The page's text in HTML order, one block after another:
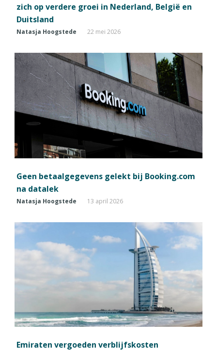
zich op verdere groei in Nederland, België en
Duitsland
Natasja Hoogstede 22 mei 2026
Geen betaalgegevens gelekt bij Booking.com
na datalek
Natasja Hoogstede 13 april 2026
Emiraten vergoeden verblijfskosten